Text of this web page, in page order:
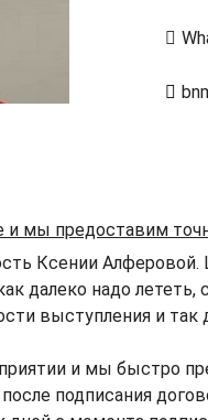
и мы предоставим
Ксении
далеко надо
выступления и так
и мы быстро
подписания